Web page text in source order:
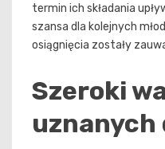
termin ich składania
szansa dla kolejnych
osiągnięcia zostały
Szeroki
uznanych